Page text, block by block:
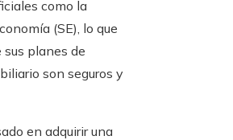
como la
(SE), lo que
sus planes de
son seguros y
en adquirir una